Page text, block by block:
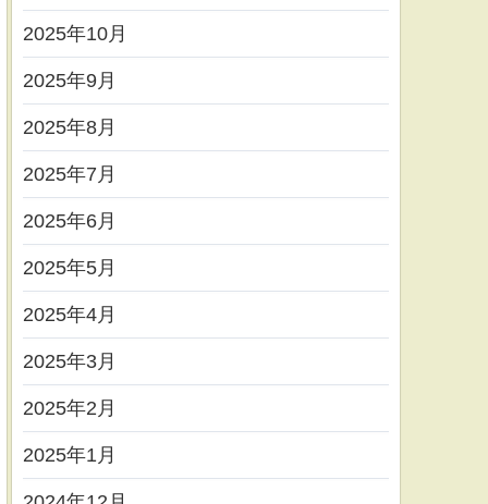
2025年10月
2025年9月
2025年8月
2025年7月
2025年6月
2025年5月
2025年4月
2025年3月
2025年2月
2025年1月